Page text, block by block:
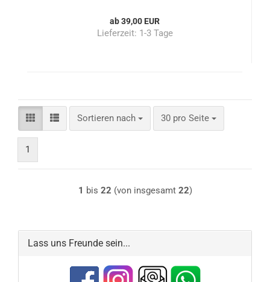
ab 39,00 EUR
Lieferzeit: 1-3 Tage
Sortieren nach
Sortieren nach 30 pro Seite
pro Seite
1
1 bis 22 (von insgesamt 22)
Lass uns Freunde sein...